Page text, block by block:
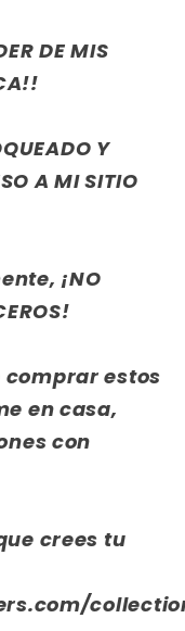
DE MIS
Y
A MI SITIO
¡NO
comprar estos
en casa,
con
crees tu